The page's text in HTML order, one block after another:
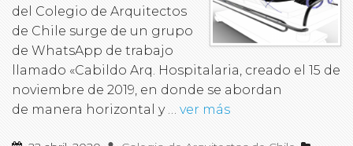
del Colegio de Arquitectos
de Chile surge de un grupo
de WhatsApp de trabajo
llamado «Cabildo Arq. Hospitalaria, creado el 15 de
noviembre de 2019, en donde se abordan
de manera horizontal y … ver más